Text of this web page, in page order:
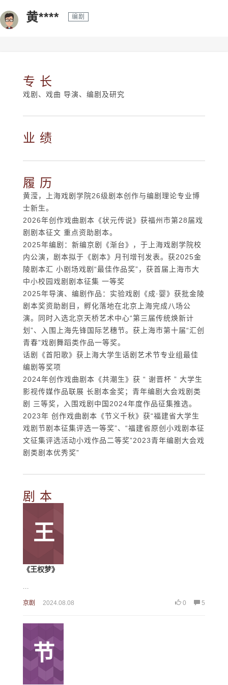
黄**** 编剧
专 长
戏剧、戏曲 导演、编剧及研究
业 绩
履 历
黄滢，上海戏剧学院26级剧本创作与编剧理论专业博
士新生。
2026年创作戏曲剧本《状元传说》获福州市第28届戏
剧剧本征文 重点资助剧本。
2025年编剧：新编京剧《渐台》，于上海戏剧学院校
内公演，剧本拟于《剧本》月刊增刊发表。获2025金
陵剧本汇 小剧场戏剧“最佳作品奖”，获首届上海市大
中小校园戏剧剧本征集 一等奖
2025年导演、编剧作品：实验戏剧《成·婴》获批金陵
剧本奖资助剧目，孵化落地在北京上海完成八场公
演。同时入选北京天桥艺术中心“第三届传统焕新计
划”、入围上海先锋国际艺穗节。获上海市第十届“汇创
青春”戏剧舞蹈类作品一等奖。
话剧《首阳歌》获上海大学生话剧艺术节专业组最佳
编剧等奖项
2024年创作戏曲剧本《共潮生》获 “ 谢晋杯 ” 大学生
影视传媒作品联展 长剧本金奖；青年编剧大会戏剧类
剧 三等奖，入围戏剧中国2024年度作品征集推选。
2023年 创作戏曲剧本《节义千秋》获“福建省大学生
戏剧节剧本征集评选一等奖”、“福建省原创小戏剧本征
文征集评选活动小戏作品二等奖”2023青年编剧大会戏
剧类剧本优秀奖”
剧 本
王
《王权梦》
...
京剧 2024.08.08 0 5
节